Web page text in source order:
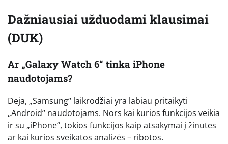
Dažniausiai užduodami klausimai
(DUK)
Ar „Galaxy Watch 6“ tinka iPhone
naudotojams?
Deja, „Samsung“ laikrodžiai yra labiau pritaikyti
„Android“ naudotojams. Nors kai kurios funkcijos veikia
ir su „iPhone“, tokios funkcijos kaip atsakymai į žinutes
ar kai kurios sveikatos analizės – ribotos.